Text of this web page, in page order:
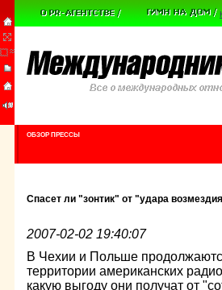
ОБЗОР ПРЕССЫ
Спасет ли "зонтик" от "удара
2007-02-02 19:40:07
В Чехии и Польше
территории американских
какую выгоду они получат от